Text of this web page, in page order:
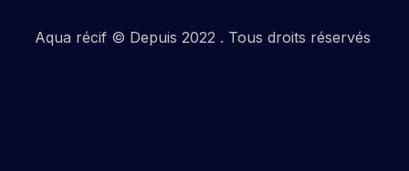
Aqua récif © Depuis 2022 . Tous droits réservés